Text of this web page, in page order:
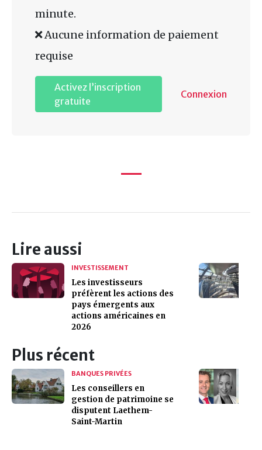
minute.
Aucune information de paiement
requise
Activez l’inscription
gratuite
Connexion
Lire aussi
INVESTISSEMENT
Les investisseurs
préfèrent les actions des
pays émergents aux
actions américaines en
2026
Plus récent
BANQUES PRIVÉES
Les conseillers en
gestion de patrimoine se
disputent Laethem-
Saint-Martin